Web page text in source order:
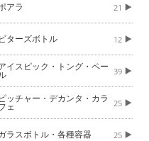
アラ 21
ビターズボトル 12
イスピック・トング・ペー 39
ピッチャー・デカンタ・カラ
ェ 25
ラスボトル・各種容器 25